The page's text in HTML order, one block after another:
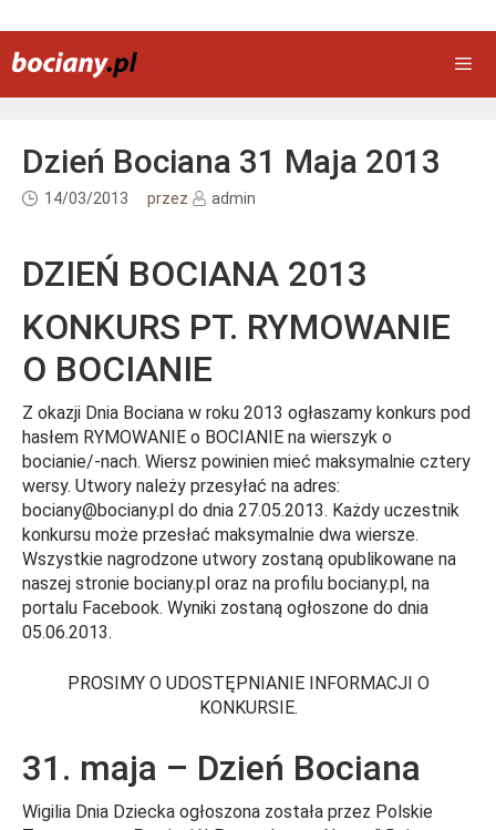
do
treści
Dzień Bociana 31 Maja 2013
14/03/2013 przez admin
DZIEŃ BOCIANA 2013
KONKURS PT. RYMOWANIE
O BOCIANIE
Z okazji Dnia Bociana w roku 2013 ogłaszamy konkurs pod
hasłem RYMOWANIE o BOCIANIE na wierszyk o
bocianie/-nach. Wiersz powinien mieć maksymalnie cztery
wersy. Utwory należy przesyłać na adres:
bociany@bociany.pl do dnia 27.05.2013. Każdy uczestnik
konkursu może przesłać maksymalnie dwa wiersze.
Wszystkie nagrodzone utwory zostaną opublikowane na
naszej stronie bociany.pl oraz na profilu bociany.pl, na
portalu Facebook. Wyniki zostaną ogłoszone do dnia
05.06.2013.
PROSIMY O UDOSTĘPNIANIE INFORMACJI O
KONKURSIE.
31. maja – Dzień Bociana
Wigilia Dnia Dziecka ogłoszona została przez Polskie